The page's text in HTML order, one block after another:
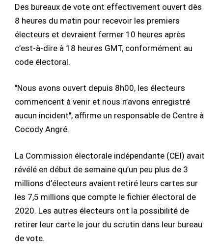
Des bureaux de vote ont effectivement ouvert dès
8 heures du matin pour recevoir les premiers
électeurs et devraient fermer 10 heures après
c’est-à-dire à 18 heures GMT, conformément au
code électoral.
"Nous avons ouvert depuis 8h00, les électeurs
commencent à venir et nous n’avons enregistré
aucun incident", affirme un responsable de Centre à
Cocody Angré.
La Commission électorale indépendante (CEI) avait
révélé en début de semaine qu’un peu plus de 3
millions d’électeurs avaient retiré leurs cartes sur
les 7,5 millions que compte le fichier électoral de
2020. Les autres électeurs ont la possibilité de
retirer leur carte le jour du scrutin dans leur bureau
de vote.